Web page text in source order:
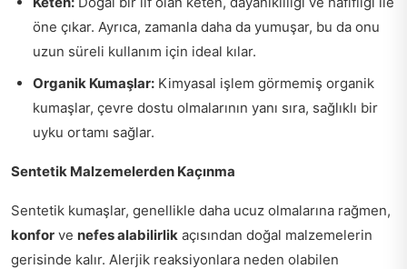
öne çıkar. Ayrıca, zamanla daha da yumuşar, bu da onu
uzun süreli kullanım için ideal kılar.
Organik Kumaşlar: Kimyasal işlem görmemiş organik
kumaşlar, çevre dostu olmalarının yanı sıra, sağlıklı bir
uyku ortamı sağlar.
Sentetik Malzemelerden Kaçınma
Sentetik kumaşlar, genellikle daha ucuz olmalarına rağmen,
konfor ve nefes alabilirlik açısından doğal malzemelerin
gerisinde kalır. Alerjik reaksiyonlara neden olabilen